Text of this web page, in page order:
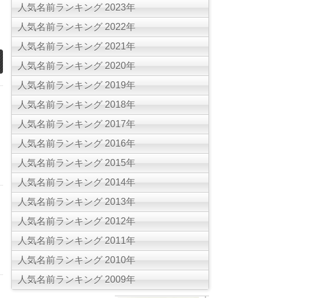
人気名前ランキング 2023年
人気名前ランキング 2022年
人気名前ランキング 2021年
人気名前ランキング 2020年
人気名前ランキング 2019年
人気名前ランキング 2018年
人気名前ランキング 2017年
人気名前ランキング 2016年
人気名前ランキング 2015年
人気名前ランキング 2014年
人気名前ランキング 2013年
人気名前ランキング 2012年
人気名前ランキング 2011年
人気名前ランキング 2010年
人気名前ランキング 2009年